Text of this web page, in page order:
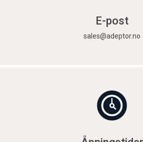
E-post
sales@adeptor.no